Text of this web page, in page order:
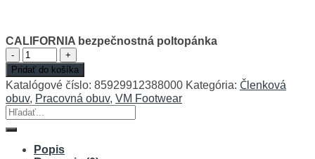
CALIFORNIA bezpečnostná poltopánka
množstvo
CALIFORNIA
bezpečnostná
poltopánka
Pridať do košíka
Katalógové číslo: 85929912388000 Kategória: Členková
obuv, Pracovná obuv, VM Footwear
Hľadať:
Popis